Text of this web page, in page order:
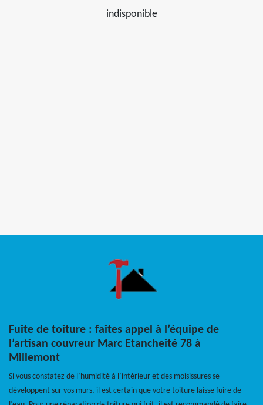
indisponible
Fuite de toiture : faites appel à l’équipe de
l’artisan couvreur Marc Etancheité 78 à
Millemont
Si vous constatez de l’humidité à l’intérieur et des moisissures se
développent sur vos murs, il est certain que votre toiture laisse fuire de